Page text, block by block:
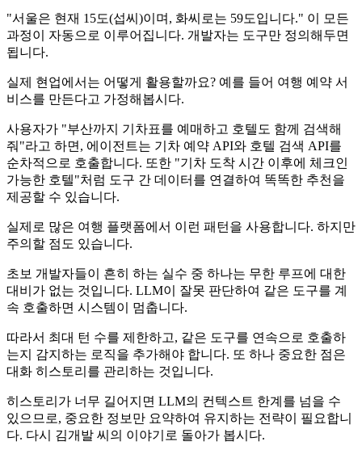
"서울은 현재 15도(섭씨)이며, 화씨로는 59도입니다." 이 모든
과정이 자동으로 이루어집니다. 개발자는 도구만 정의해두면
됩니다.
실제 현업에서는 어떻게 활용할까요? 예를 들어 여행 예약 서
비스를 만든다고 가정해봅시다.
사용자가 "부산까지 기차표를 예매하고 호텔도 함께 검색해
줘"라고 하면, 에이전트는 기차 예약 API와 호텔 검색 API를
순차적으로 호출합니다. 또한 "기차 도착 시간 이후에 체크인
가능한 호텔"처럼 도구 간 데이터를 연결하여 똑똑한 추천을
제공할 수 있습니다.
실제로 많은 여행 플랫폼에서 이런 패턴을 사용합니다. 하지만
주의할 점도 있습니다.
초보 개발자들이 흔히 하는 실수 중 하나는 무한 루프에 대한
대비가 없는 것입니다. LLM이 잘못 판단하여 같은 도구를 계
속 호출하면 시스템이 멈춥니다.
따라서 최대 턴 수를 제한하고, 같은 도구를 연속으로 호출하
는지 감지하는 로직을 추가해야 합니다. 또 하나 중요한 점은
대화 히스토리를 관리하는 것입니다.
히스토리가 너무 길어지면 LLM의 컨텍스트 한계를 넘을 수
있으므로, 중요한 정보만 요약하여 유지하는 전략이 필요합니
다. 다시 김개발 씨의 이야기로 돌아가 봅시다.